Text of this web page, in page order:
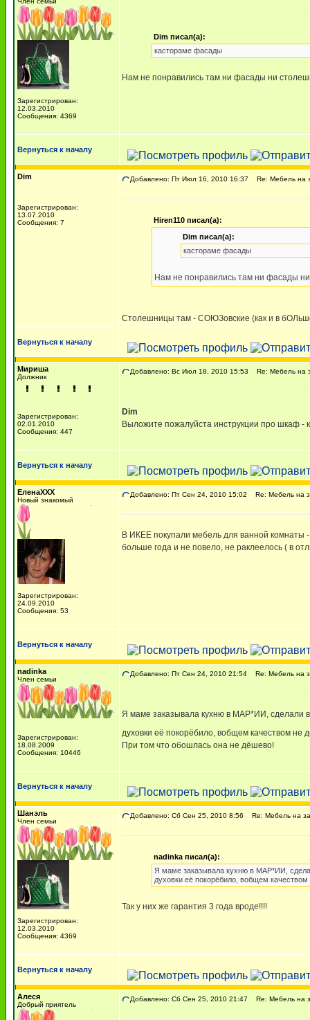
Зарегистрирован:
12.03.2010
Сообщения: 4369
Dim писал(а):
кастораме фасады
Нам не понравились там ни фасады ни
Вернуться к началу
Dim
Зарегистрирован:
13.07.2010
Сообщения: 7
Добавлено: Пт Июл 16, 2010 16:37 Re: Мебель на
Hiren110 писал(а):
Dim писал(а):
кастораме фасады
Нам не понравились там ни фасады
Столешницы там - СОЮЗовские (как и в
Вернуться к началу
Мириша
Должник
Зарегистрирован:
02.01.2010
Сообщения: 447
Добавлено: Вс Июл 18, 2010 15:53 Re: Мебель на
Dim
Выложите пожалуйста инструкции про шкаф -
Вернуться к началу
ЕленаXXX
Новый знакомый
Зарегистрирован:
24.09.2010
Сообщения: 53
Добавлено: Пт Сен 24, 2010 15:02 Re: Мебель на
В ИКЕЕ покупали мебель для ванной комнаты
больше года и не повело, не раклеелось ( в
Вернуться к началу
nadinka
Член семьи
Зарегистрирован:
18.08.2009
Сообщения: 10446
Добавлено: Пт Сен 24, 2010 21:54 Re: Мебель на
Я маме заказывала кухню в МАР*ИИ, сделали
духовки её покорёбило, вобщем качеством не
При том что обошлась она не дёшево!
Вернуться к началу
Шанэль
Член семьи
Зарегистрирован:
12.03.2010
Сообщения: 4369
Добавлено: Сб Сен 25, 2010 8:56 Re: Мебель на
nadinka писал(а):
Я маме заказывала кухню в МАР*ИИ,
духовки её покорёбило, вобщем
Так у них же гарантия 3 года вроде!!!!
Вернуться к началу
Алеся
Добрый приятель
Добавлено: Сб Сен 25, 2010 21:47 Re: Мебель на